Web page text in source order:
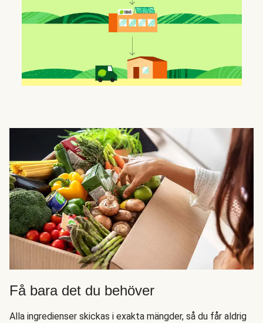
Få bara det du behöver
Alla ingredienser skickas i exakta mängder, så du får aldrig